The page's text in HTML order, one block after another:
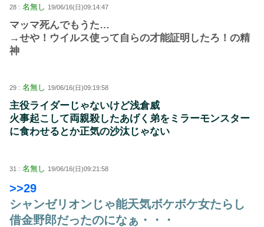
28 : 名無し 19/06/16(日)09:14:47
マッマ死んでもうた…
→せや！ウイルス使って自らの才能証明したろ！の精
神
29 : 名無し 19/06/16(日)09:19:58
主役ライダーじゃないけど浅倉威
火事起こして両親殺したあげく弟をミラーモンスター
に食わせるとか正気の沙汰じゃない
31 : 名無し 19/06/16(日)09:21:58
>>29
シャンゼリオンじゃ能天気ボケボケ女たらし
借金野郎だったのになぁ・・・